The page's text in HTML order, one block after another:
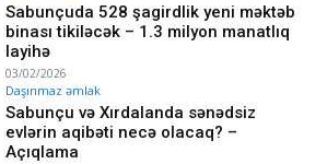
Sabunçuda 528 şagirdlik yeni məktəb
binası tikiləcək – 1.3 milyon manatlıq
layihə
03/02/2026
Daşınmaz əmlak
Sabunçu və Xırdalanda sənədsiz
evlərin aqibəti necə olacaq? –
Açıqlama